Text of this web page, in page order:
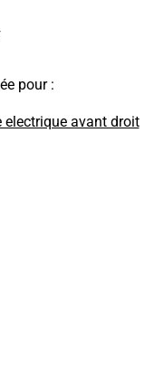
pour :
electrique avant droit